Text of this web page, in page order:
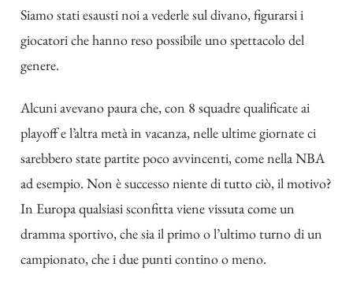
Siamo stati esausti noi a vederle sul divano, figurarsi i
giocatori che hanno reso possibile uno spettacolo del
genere.
Alcuni avevano paura che, con 8 squadre qualificate ai
playoff e l’altra metà in vacanza, nelle ultime giornate ci
sarebbero state partite poco avvincenti, come nella NBA
ad esempio. Non è successo niente di tutto ciò, il motivo?
In Europa qualsiasi sconfitta viene vissuta come un
dramma sportivo, che sia il primo o l’ultimo turno di un
campionato, che i due punti contino o meno.